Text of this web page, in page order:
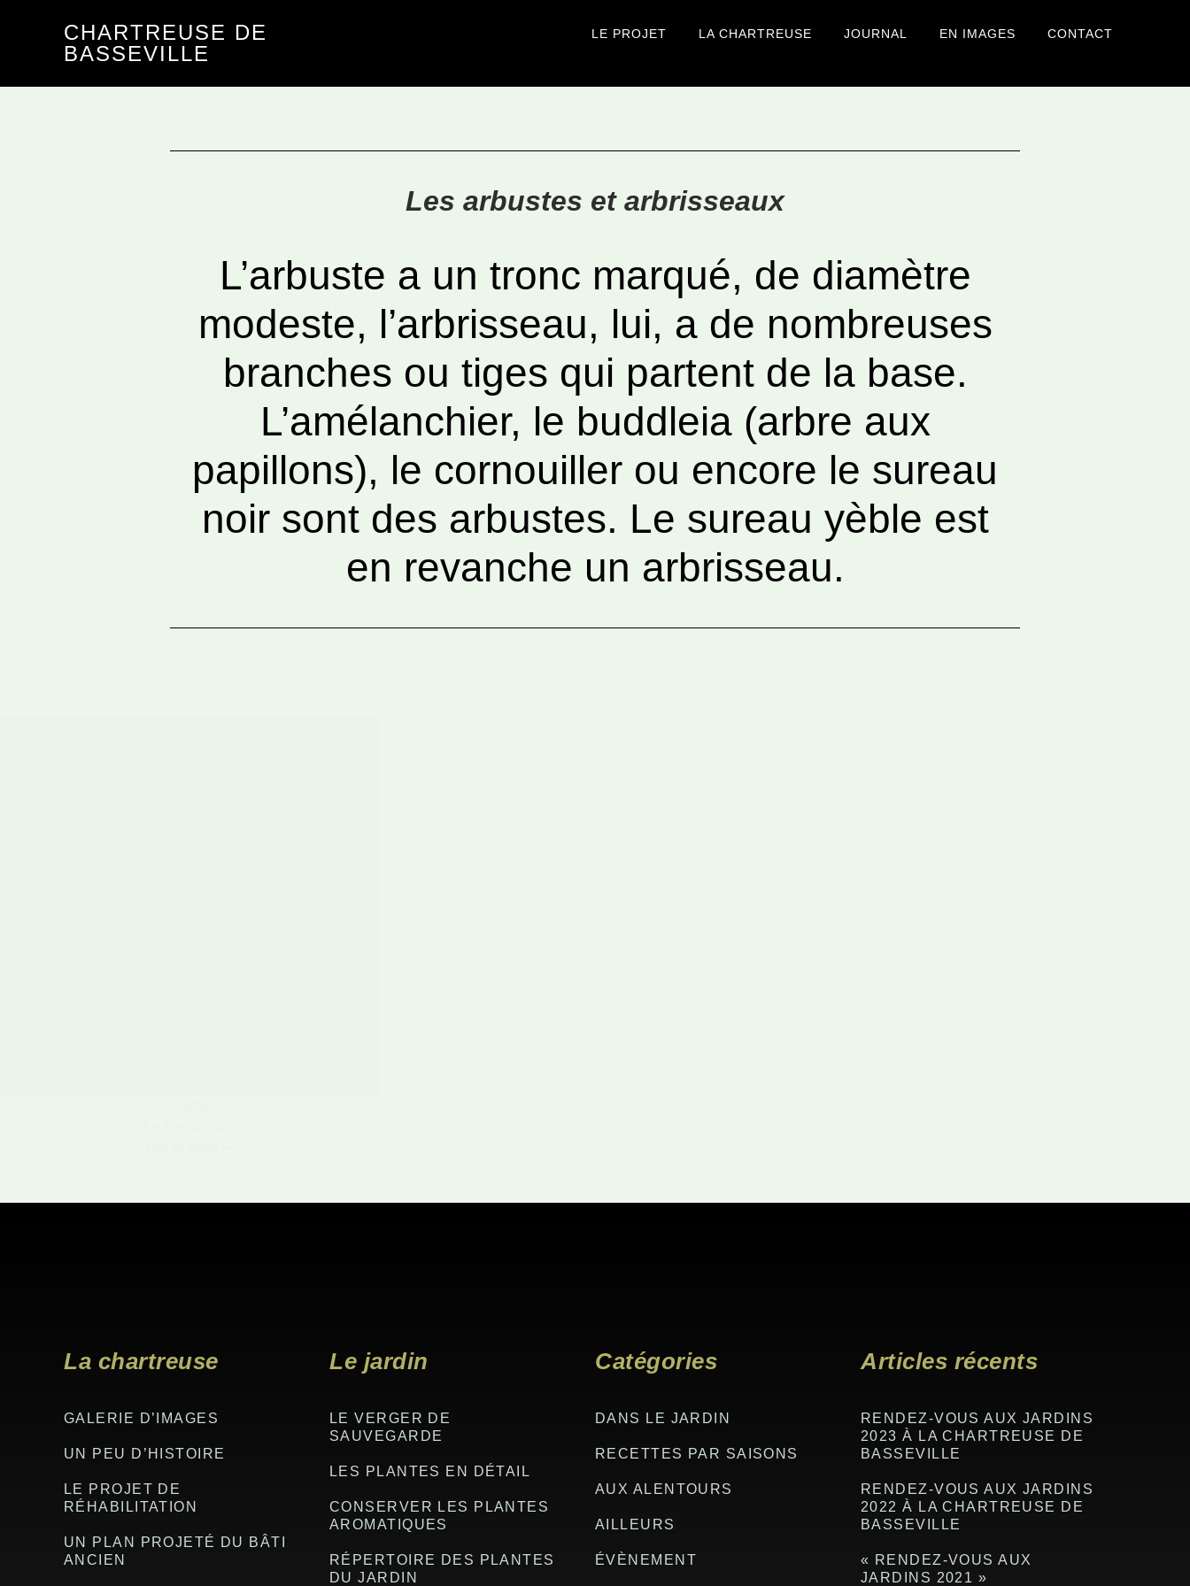
principal
de
CHARTREUSE DE
BASSEVILLE
LE PROJET LA CHARTREUSE JOURNAL EN IMAGES CONTACT
Les arbustes et arbrisseaux
L’arbuste a un tronc marqué, de diamètre
modeste, l’arbrisseau, lui, a de nombreuses
branches ou tiges qui partent de la base.
L’amélanchier, le buddleia (arbre aux
papillons), le cornouiller ou encore le sureau
noir sont des arbustes. Le sureau yèble est
en revanche un arbrisseau.
La chartreuse
GALERIE D’IMAGES
UN PEU D’HISTOIRE
LE PROJET DE
RÉHABILITATION
UN PLAN PROJETÉ DU BÂTI
ANCIEN
Le jardin
LE VERGER DE
SAUVEGARDE
LES PLANTES EN DÉTAIL
CONSERVER LES PLANTES
AROMATIQUES
RÉPERTOIRE DES PLANTES
DU JARDIN
Catégories
DANS LE JARDIN
RECETTES PAR SAISONS
AUX ALENTOURS
AILLEURS
ÉVÈNEMENT
Articles récents
RENDEZ-VOUS AUX JARDINS
2023 À LA CHARTREUSE DE
BASSEVILLE
RENDEZ-VOUS AUX JARDINS
2022 À LA CHARTREUSE DE
BASSEVILLE
« RENDEZ-VOUS AUX
JARDINS 2021 »